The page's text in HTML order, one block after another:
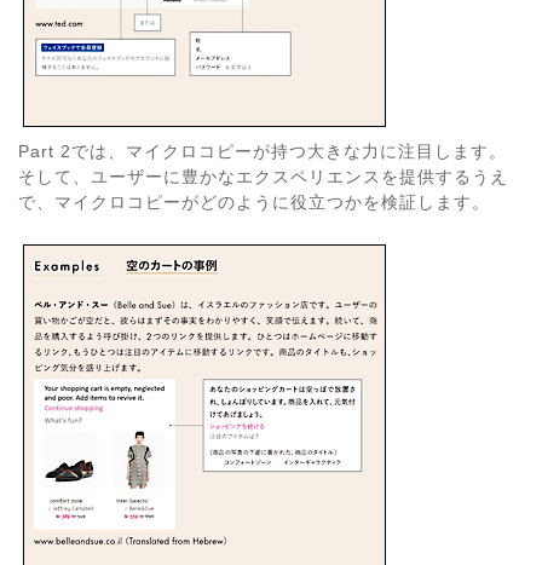
Part 2では、マイクロコピーが持つ大きな力に注目します。
そして、ユーザーに豊かなエクスペリエンスを提供するうえ
で、マイクロコピーがどのように役立つかを検証します。